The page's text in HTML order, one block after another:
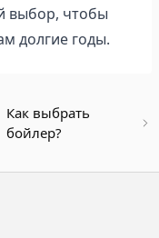
выбор, чтобы
долгие годы.
Как выбрать
бойлер?